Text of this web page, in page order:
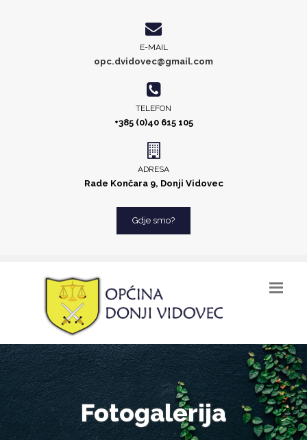
E-MAIL
opc.dvidovec@gmail.com
TELEFON
+385 (0)40 615 105
ADRESA
Rade Končara 9, Donji Vidovec
Gdje smo?
Fotogalerija